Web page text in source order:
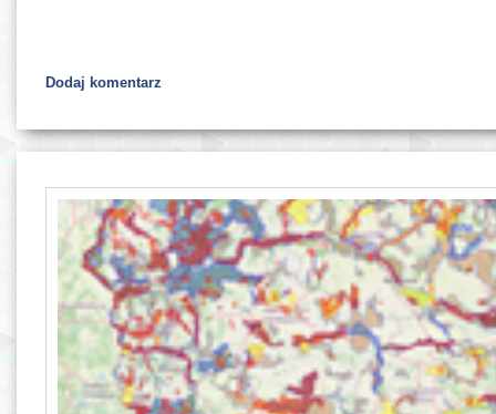
Dodaj komentarz